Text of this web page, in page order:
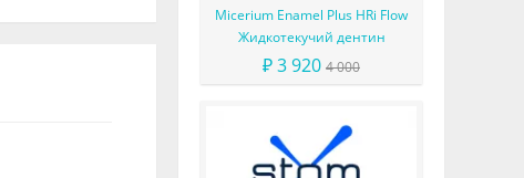
Micerium Enamel Plus HRi Flow
Жидкотекучий дентин
₽ 3 920 4 000